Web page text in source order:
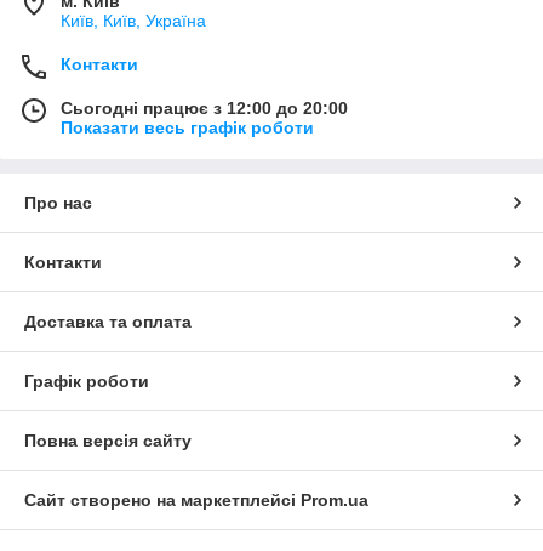
Київ, Київ, Україна
Контакти
Сьогодні працює з 12:00 до 20:00
Показати весь графік роботи
Про нас
Контакти
Доставка та оплата
Графік роботи
Повна версія сайту
Сайт створено на маркетплейсі Prom.ua